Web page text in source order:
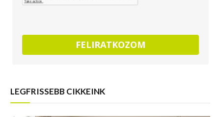
FELIRATKOZOM
LEGFRISSEBB CIKKEINK